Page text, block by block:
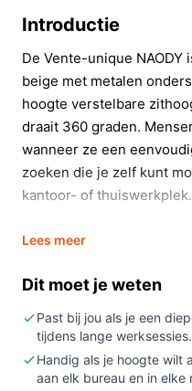
Introductie
De Vente-unique
beige met metalen
hoogte verstelbare
draait 360 graden.
wanneer ze een
zoeken die je zelf kunt
kantoor- of thuiswerkplek.
In 20 seconden
met diepte van 45
hebt voor thuis of
maximaal 110 kg
Niet kopen als:je
rugleuning of
Lees meer
Dit moet je weten
Past bij jou als je een
tijdens lange werksessies.
Handig als je hoogte wilt
aan elk bureau en in elke